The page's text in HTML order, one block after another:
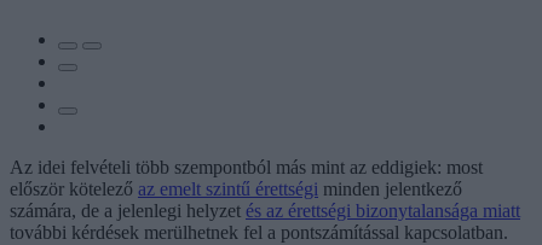
Az idei felvételi több szempontból más mint az eddigiek: most
először kötelező az emelt szintű érettségi minden jelentkező
számára, de a jelenlegi helyzet és az érettségi bizonytalansága miatt
további kérdések merülhetnek fel a pontszámítással kapcsolatban.